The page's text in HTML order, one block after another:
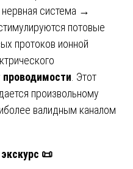
нервная система →
потовые
протоков ионной
проводимости . Этот
произвольному
валидным каналом
📜